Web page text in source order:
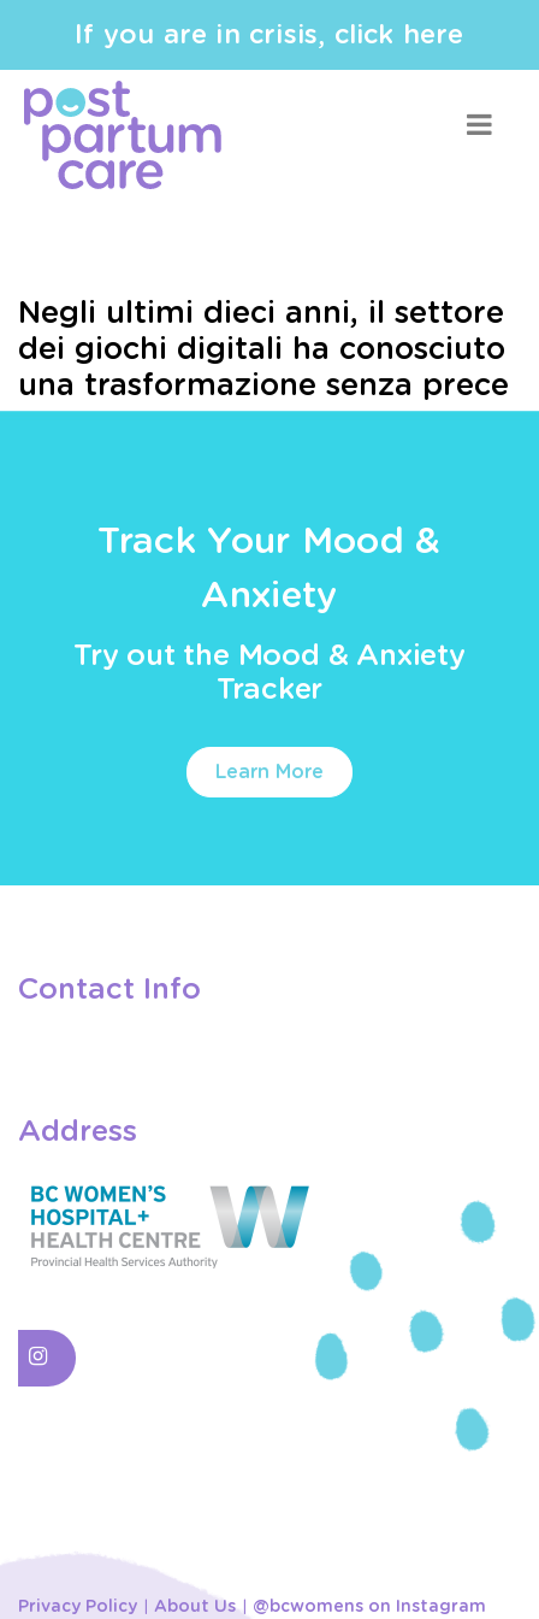
If you are in crisis, click here
Negli ultimi dieci anni, il settore
dei giochi digitali ha conosciuto
una trasformazione senza prece
Track Your Mood &
Anxiety
Try out the Mood & Anxiety
Tracker
Learn More
Contact Info
Address
Privacy Policy About Us @bcwomens on Instagram